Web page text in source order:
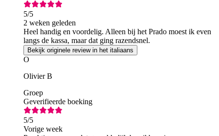
5/5
2 weken geleden
Heel handig en voordelig. Alleen bij het Prado moest ik even
langs de kassa, maar dat ging razendsnel.
Bekijk originele review in het italiaans
O
Olivier B
Groep
Geverifieerde boeking
5/5
Vorige week